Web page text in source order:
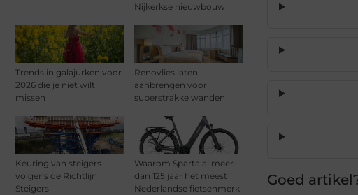
Nijkerkse nieuwbouw
Trends in galajurken voor
2026 die je niet wilt
missen
Renovlies laten
aanbrengen voor
superstrakke wanden
Keuring van steigers
volgens de Richtlijn
Steigers
Waarom Sparta al meer
dan 125 jaar het meest
Nederlandse fietsenmerk
Goed